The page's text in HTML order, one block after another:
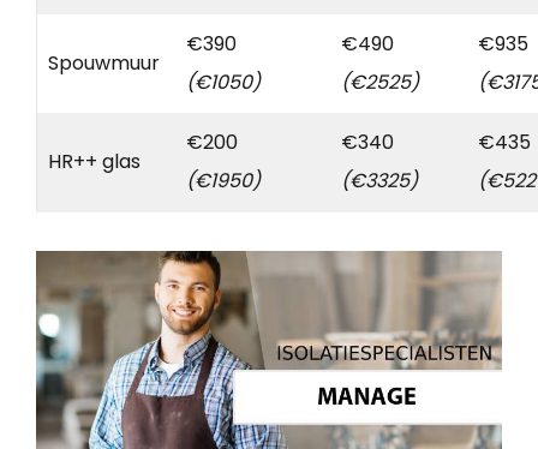
Spouwmuur
€390
(€1050)
€490
(€2525)
€935
HR++ glas
€200
(€1950)
€340
(€3325)
€435